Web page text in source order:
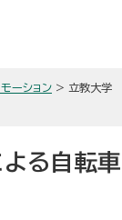
ーション > 立教大学
よる自転車